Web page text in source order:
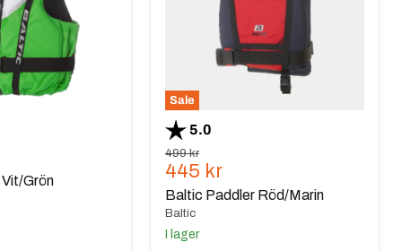
Grön
Sale
Betyg:
5.0
Ursprungspris
499 kr
Nuvarande
pris
445 kr
Baltic Paddler Röd/Marin
Baltic
I lager